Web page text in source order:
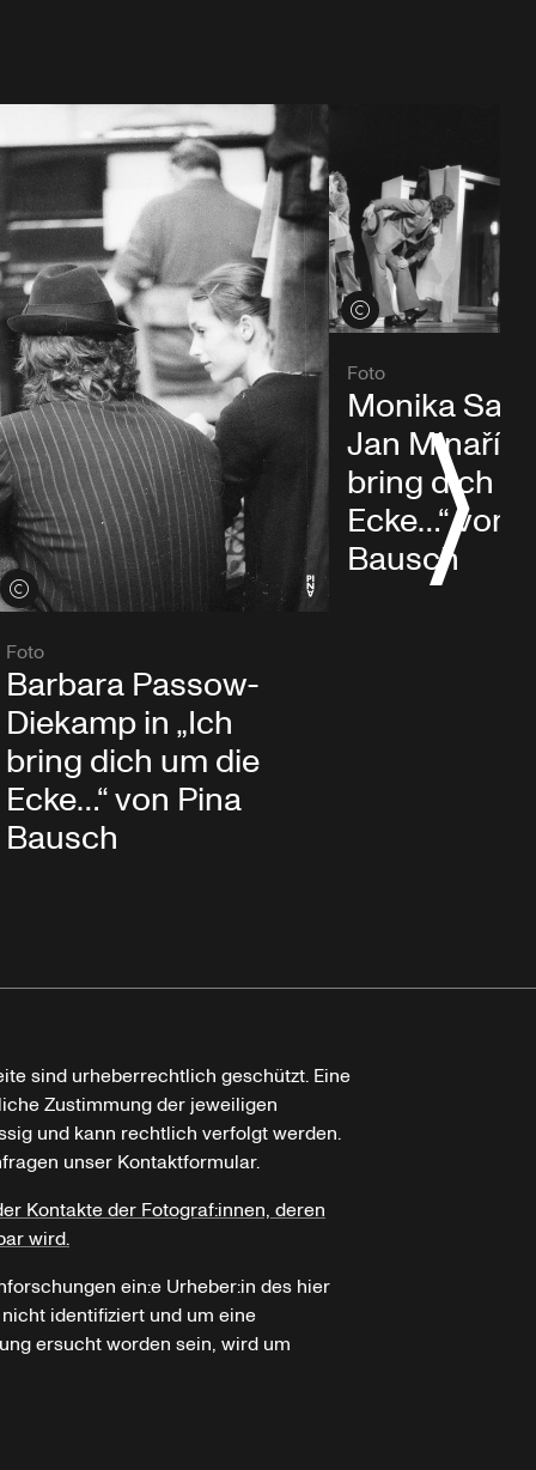
Credits öffnen
Foto
Barbara Passow-
Diekamp in „Ich
bring dich um die
Ecke…“ von Pina
Bausch
Credits öffnen
Foto
Monika
Jan Minařík
bring dich
Ecke…“ von
Bausch
sind urheberrechtlich geschützt. Eine
Zustimmung der jeweiligen
und kann rechtlich verfolgt werden.
unser Kontaktformular.
Kontakte der Fotograf:innen, deren
wird.
ein:e Urheber:in des hier
identifiziert und um eine
ersucht worden sein, wird um